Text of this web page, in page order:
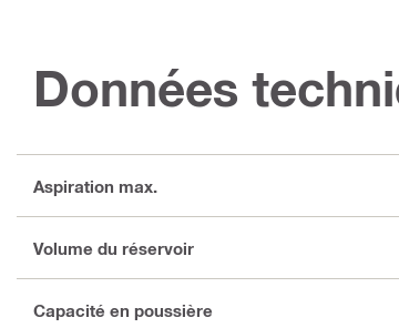
Données
Aspiration max.
Volume du réservoir
Capacité en poussière